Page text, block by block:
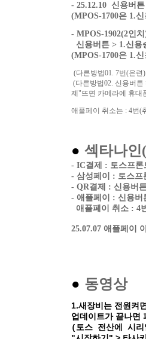
- 25.12.10 신용버
(MPOS-1700은 1.
- MPOS-1902(2인
신용버튼 > 1.신용
(MPOS-1700은 1.
(다른방법01. 7번(은
(다른방법02. 신용버
제"뜨면 카메라에 휴대
애플페이 취소는 : 4번(
● 섹타나인
- IC결제 : 토스프론
- 삼성페이 : 토스프
- QR결제 : 신용버
- 애플페이 : 신용
애플페이 취소 : 4
25.07.07 애플페이
● 동영상
1.새장비는 전원켜
업데이트가 끝나면
(토스 전산에 시